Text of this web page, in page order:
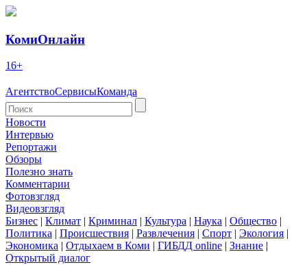
КомиОнлайн
16+
АгентствоСервисыКоманда
Новости
Интервью
Репортажи
Обзоры
Полезно знать
Комментарии
Фотовзгляд
Видеовзгляд
Бизнес | Климат | Криминал | Культура | Наука | Общество |
Политика | Происшествия | Развлечения | Спорт | Экология |
Экономика | Отдыхаем в Коми | ГИБДД online | Знание |
Открытый диалог